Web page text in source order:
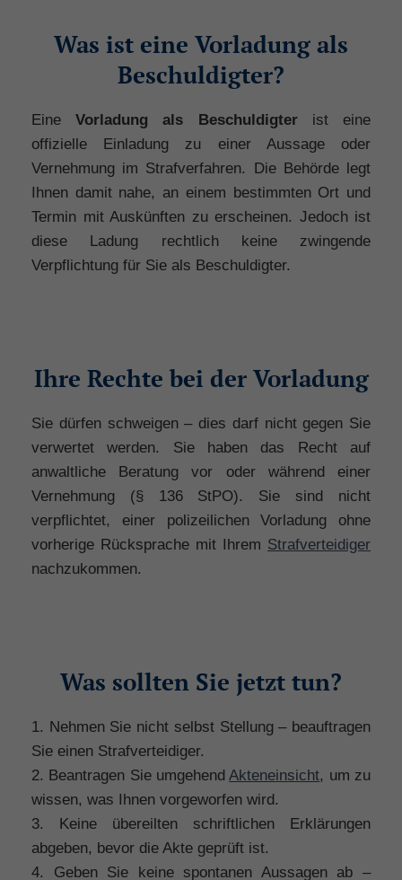
Was ist eine Vorladung als
Beschuldigter?
EineVorladung als Beschuldigterist eine
offizielle Einladung zu einer Aussage oder
Vernehmung im Strafverfahren. Die Behörde legt
Ihnen damit nahe, an einem bestimmten Ort und
Termin mit Auskünften zu erscheinen. Jedoch ist
diese Ladung rechtlich keine zwingende
Verpflichtung für Sie als Beschuldigter.
Ihre Rechte bei der Vorladung
Sie dürfen schweigen – dies darf nicht gegen Sie
verwertet werden. Sie haben das Recht auf
anwaltliche Beratung vor oder während einer
Vernehmung (§ 136 StPO). Sie sind nicht
verpflichtet, einer polizeilichen Vorladung ohne
vorherige Rücksprache mit Ihrem Strafverteidiger
nachzukommen.
Was sollten Sie jetzt tun?
1. Nehmen Sie nicht selbst Stellung – beauftragen
Sie einen Strafverteidiger.
2. Beantragen Sie umgehendAkteneinsicht, um zu
wissen, was Ihnen vorgeworfen wird.
3. Keine übereilten schriftlichen Erklärungen
abgeben, bevor die Akte geprüft ist.
4. Geben Sie keine spontanen Aussagen ab –